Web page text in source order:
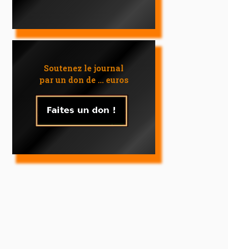
Soutenez le journal
par un don de ... euros